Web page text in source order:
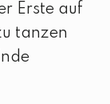
Erste auf
tanzen